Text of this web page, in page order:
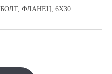
БОЛТ, ФЛАНЕЦ, 6X30